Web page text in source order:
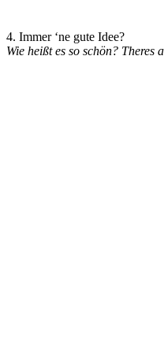
4. Immer ‘ne gute Idee?
Wie heißt es so schön?